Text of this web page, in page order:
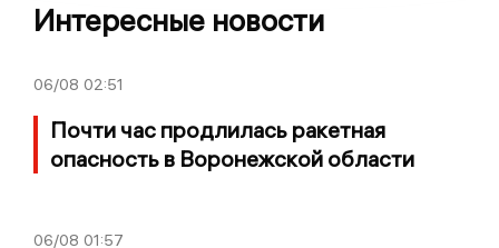
Интересные новости
06/08 02:51
Почти час продлилась ракетная
опасность в Воронежской области
06/08 01:57